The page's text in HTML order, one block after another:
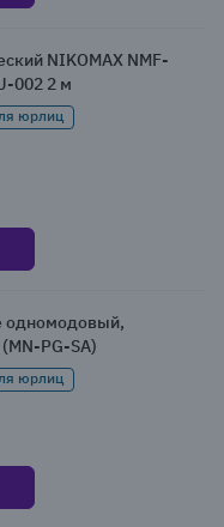
NIKOMAX NMF-
002 2 м
юрлиц
одномодовый,
PG-SA)
юрлиц